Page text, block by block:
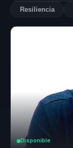
Resiliencia
Disponible